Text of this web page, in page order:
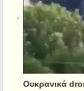
Ουκρανικά